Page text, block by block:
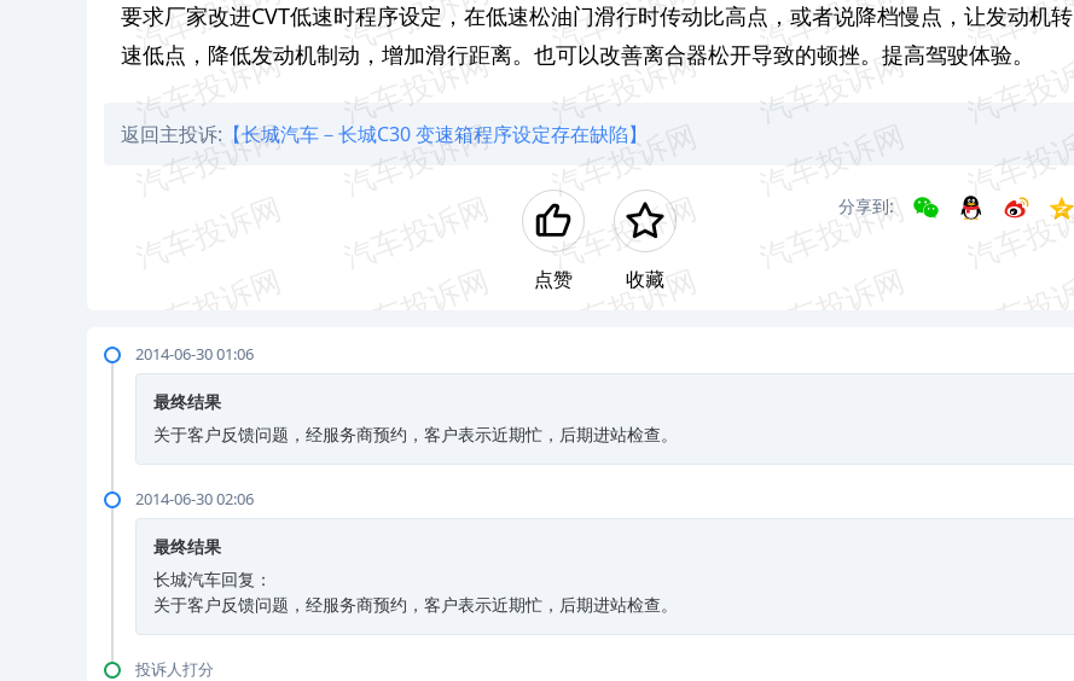
要求厂家改进CVT低速时程序设定，在低速松油门滑行时传动比高点，或者说降档慢点，让发动机转
速低点，降低发动机制动，增加滑行距离。也可以改善离合器松开导致的顿挫。提高驾驶体验。
返回主投诉: 【长城汽车－长城C30 变速箱程序设定存在缺陷】
点赞 收藏
分享到:
2014-06-30 01:06
最终结果
关于客户反馈问题，经服务商预约，客户表示近期忙，后期进站检查。
2014-06-30 02:06
最终结果
长城汽车回复：
关于客户反馈问题，经服务商预约，客户表示近期忙，后期进站检查。
投诉人打分